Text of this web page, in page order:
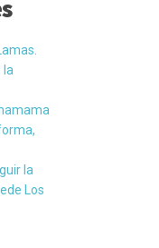
la
la
Los